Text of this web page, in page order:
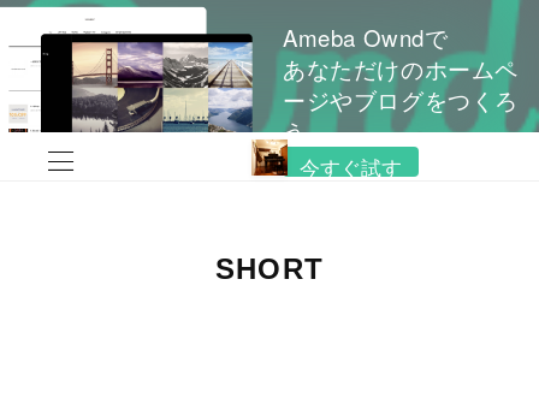
Ameba Owndで
あなただけのホームペ
ージやブログをつくろ
う
今すぐ試す
SHORT